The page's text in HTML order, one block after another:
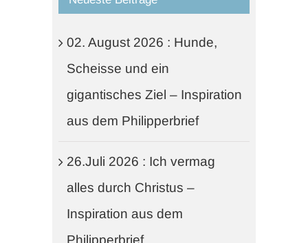
02. August 2026 : Hunde,
Scheisse und ein
gigantisches Ziel – Inspiration
aus dem Philipperbrief
26.Juli 2026 : Ich vermag
alles durch Christus –
Inspiration aus dem
Philipperbrief